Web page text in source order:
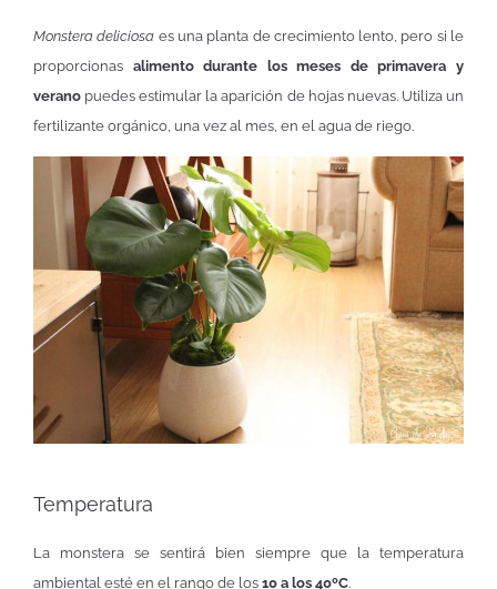
Monstera deliciosa es una planta de crecimiento lento, pero si le
proporcionas alimento durante los meses de primavera y
verano puedes estimular la aparición de hojas nuevas. Utiliza un
fertilizante orgánico, una vez al mes, en el agua de riego.
Temperatura
La monstera se sentirá bien siempre que la temperatura
ambiental esté en el rango de los 10 a los 40ºC.